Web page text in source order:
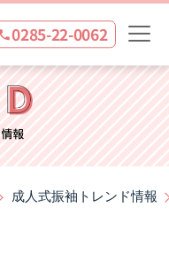
0285-22-0062
成人式振袖トレンド情報